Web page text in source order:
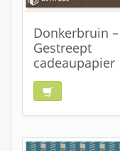
Donkerbruin –
Gestreept
cadeaupapier